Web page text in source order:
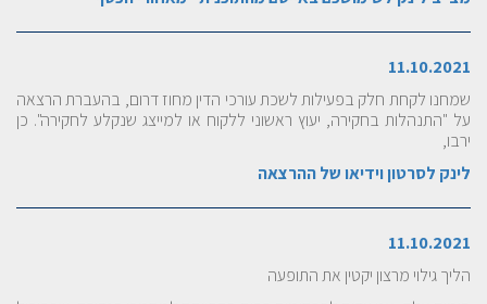
11.10.2021
שמחנו לקחת חלק בפעילות לשכת עורכי הדין מחוז דרום, בהעברת הרצאה
על "התנהלות בחקירה, יעוץ ראשוני ללקוח או למייצג שנקלע לחקירה". כן
ירבו,
לינק לסרטון וידיאו של ההרצאה
11.10.2021
הליך גילוי מרצון יקטין את התופעה